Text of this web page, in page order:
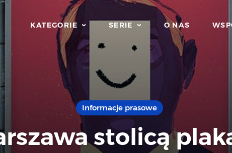
KATEGORIE SERIE O NAS
Informacje prasowe
stolicą